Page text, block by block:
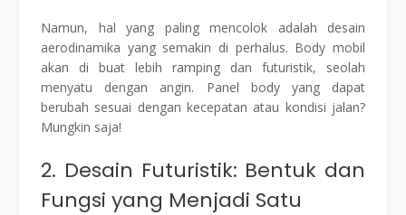
Namun, hal yang paling mencolok adalah desain
aerodinamika yang semakin di perhalus. Body mobil
akan di buat lebih ramping dan futuristik, seolah
menyatu dengan angin. Panel body yang dapat
berubah sesuai dengan kecepatan atau kondisi jalan?
Mungkin saja!
2. Desain Futuristik: Bentuk dan
Fungsi yang Menjadi Satu